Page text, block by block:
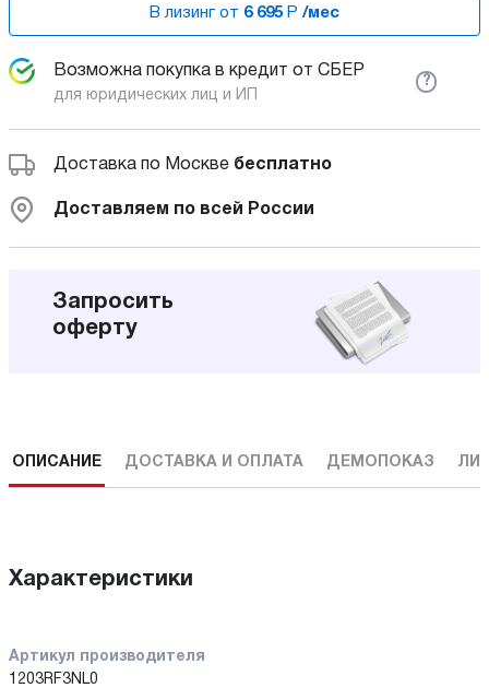
В лизинг от 6 695 Р /мес
Возможна покупка в кредит от СБЕР
для юридических лиц и ИП
?
Доставка по Москве бесплатно
Доставляем по всей России
Запросить
оферту
ОПИСАНИЕ ДОСТАВКА И ОПЛАТА ДЕМОПОКАЗ
Характеристики
Артикул производителя
1203RF3NL0